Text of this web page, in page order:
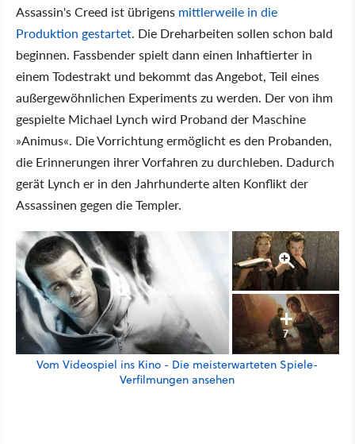
Assassin's Creed ist übrigens mittlerweile in die
Produktion gestartet. Die Dreharbeiten sollen schon bald
beginnen. Fassbender spielt dann einen Inhaftierter in
einem Todestrakt und bekommt das Angebot, Teil eines
außergewöhnlichen Experiments zu werden. Der von ihm
gespielte Michael Lynch wird Proband der Maschine
»Animus«. Die Vorrichtung ermöglicht es den Probanden,
die Erinnerungen ihrer Vorfahren zu durchleben. Dadurch
gerät Lynch er in den Jahrhunderte alten Konflikt der
Assassinen gegen die Templer.
7
Vom Videospiel ins Kino - Die meisterwarteten Spiele-
Verfilmungen ansehen